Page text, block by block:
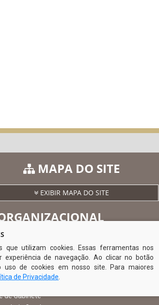
MAPA DO SITE
EXIBIR MAPA DO SITE
Municipal
de Gabinete
que utilizam cookies. Essas ferramentas nos
de navegação. Ao clicar no botão
uso de cookies em nosso site. Para maiores
de Privacidade